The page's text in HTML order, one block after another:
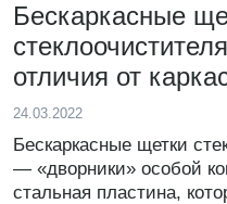
Бескаркасные
отличия от
24.03.2022
Бескаркасные щетки
— «дворники» особой
стальная пластина,